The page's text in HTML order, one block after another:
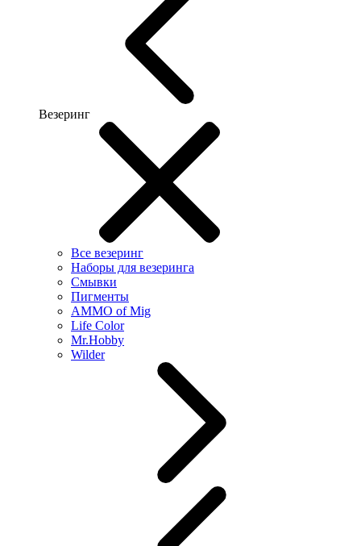
Везеринг
Все везеринг
Наборы для везеринга
Смывки
Пигменты
AMMO of Mig
Life Color
Mr.Hobby
Wilder